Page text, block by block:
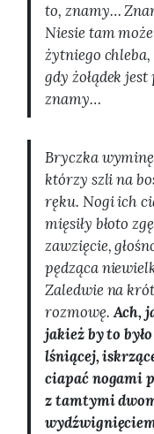
to, znamy…
Niesie tam
żytniego
gdy żołądek
znamy…
Bryczka
którzy szli na
ręku. Nogi ich
mięsiły błoto
zawzięcie,
pędząca
Zaledwie na
rozmowę.Ach,
jakież by to
lśniącej,
ciapać nogami
z tamtymi